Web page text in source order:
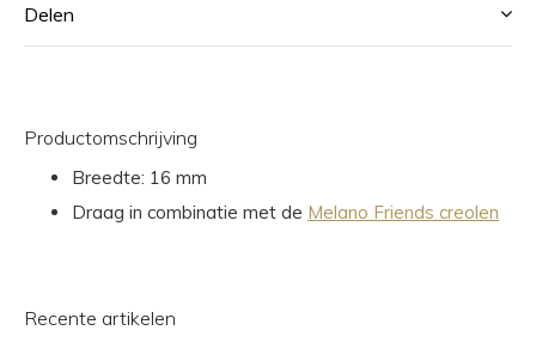
Delen
Productomschrijving
Breedte: 16 mm
Draag in combinatie met de Melano Friends creolen
Recente artikelen